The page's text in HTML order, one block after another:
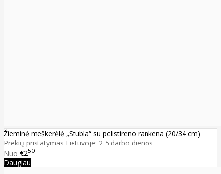
Žieminė meškerėlė „Stubla“ su polistireno rankena (20/34 cm)
Prekių pristatymas Lietuvoje: 2-5 darbo dienos ..
Nuo €250
Daugiau